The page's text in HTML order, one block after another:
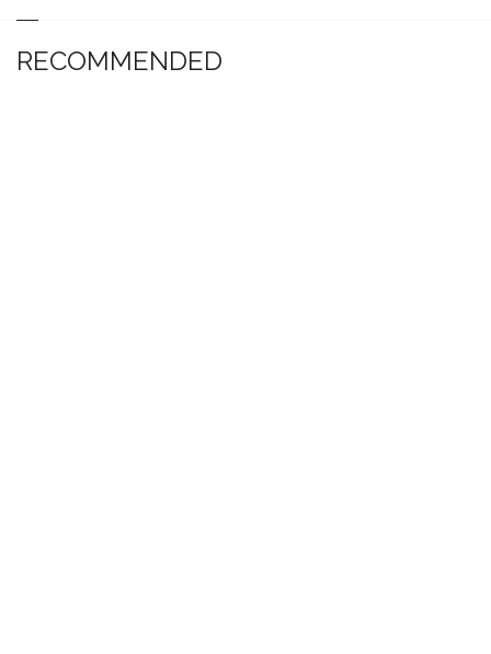
RECOMMENDED